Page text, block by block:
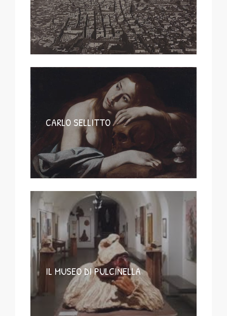
CARLO SELLITTO
IL MUSEO DI PULCINELLA